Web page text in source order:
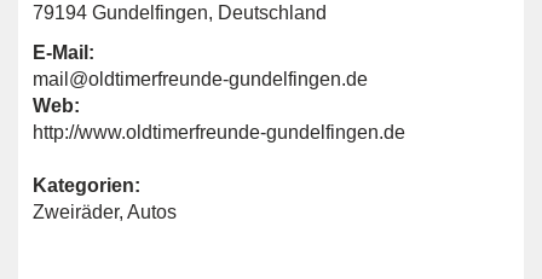
79194 Gundelfingen, Deutschland
E-Mail:
mail@oldtimerfreunde-gundelfingen.de
Web:
http://www.oldtimerfreunde-gundelfingen.de
Kategorien:
Zweiräder, Autos